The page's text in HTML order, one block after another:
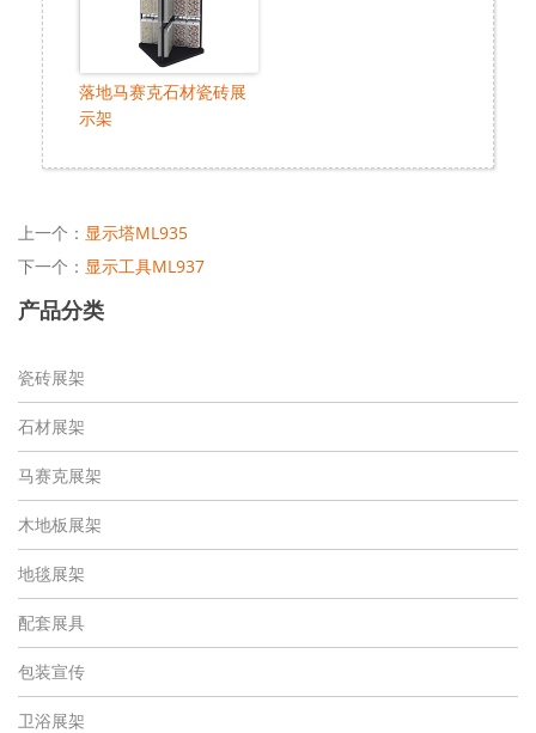
落地马赛克石材瓷砖展
示架
上一个： 显示塔ML935
下一个： 显示工具ML937
产品分类
瓷砖展架
石材展架
马赛克展架
木地板展架
地毯展架
配套展具
包装宣传
卫浴展架